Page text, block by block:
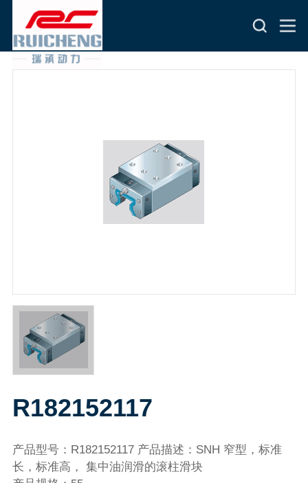
R182152117
产品型号：R182152117 产品描述：SNH 窄型，标准
长，标准高， 集中油润滑的滚柱滑块